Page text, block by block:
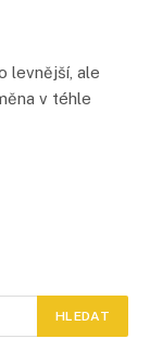
levnější, ale
v téhle